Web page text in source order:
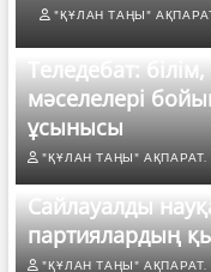
"ҚҰЛАН ТАҢЫ"
Теледебат:
мәселелері
ұсынысы
"ҚҰЛАН ТАҢЫ" АҚПАРАТ.
Сайлауалды
партиялардың
"ҚҰЛАН ТАҢЫ" АҚПАРАТ.